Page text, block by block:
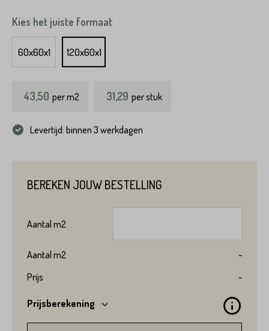
Kies het juiste formaat
60x60x1 120x60x1
43,50 perm2 31,29 per stuk
Levertijd: binnen 3 werkdagen
BEREKEN JOUW BESTELLING
Aantal m2
Aantal m2
-
Prijs
-
Prijsberekening